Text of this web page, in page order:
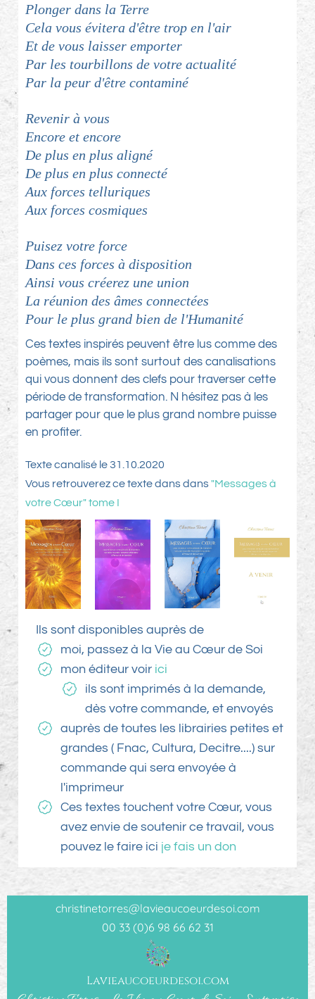
Plonger dans la Terre
Cela vous évitera d'être trop en l'air
Et de vous laisser emporter
Par les tourbillons de votre actualité
Par la peur d'être contaminé
Revenir à vous
Encore et encore
De plus en plus aligné
De plus en plus connecté
Aux forces telluriques
Aux forces cosmiques
Puisez votre force
Dans ces forces à disposition
Ainsi vous créerez une union
La réunion des âmes connectées
Pour le plus grand bien de l'Humanité
Ces textes inspirés peuvent être lus comme des
poèmes, mais ils sont surtout des canalisations
qui vous donnent des clefs pour traverser cette
période de transformation. N hésitez pas à les
partager pour que le plus grand nombre puisse
en profiter.
Texte canalisé le 31.10.2020
Vous retrouverez ce texte dans dans"Messages à
votre Cœur" tome I
Ils sont disponibles auprès de
moi, passez à la Vie au Cœur de Soi
mon éditeur voir ici
ils sont imprimés à la demande,
dès votre commande, et envoyés
auprès de toutes les librairies petites et
grandes ( Fnac, Cultura, Decitre....) sur
commande qui sera envoyée à
l'imprimeur
Ces textes touchent votre Cœur, vous
avez envie de soutenir ce travail, vous
pouvez le faire ici je fais un don
christinetorres@lavieaucoeurdesoi.com
00 33 (0)6 98 66 62 31
Lavieaucoeurdesoi.com